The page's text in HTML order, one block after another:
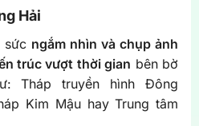
Hải
sức ngắm nhìn và chụp ảnh
trúc vượt thời gian bên bờ
Tháp truyền hình Đông
Kim Mậu hay Trung tâm